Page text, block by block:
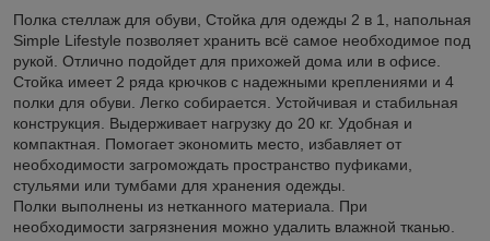
Полка стеллаж для обуви, Стойка для одежды 2 в 1, напольная
Simple Lifestyle позволяет хранить всё самое необходимое под
рукой. Отлично подойдет для прихожей дома или в офисе.
Стойка имеет 2 ряда крючков с надежными креплениями и 4
полки для обуви. Легко собирается. Устойчивая и стабильная
конструкция. Выдерживает нагрузку до 20 кг. Удобная и
компактная. Помогает экономить место, избавляет от
необходимости загромождать пространство пуфиками,
стульями или тумбами для хранения одежды.
Полки выполнены из нетканного материала. При
необходимости загрязнения можно удалить влажной тканью.